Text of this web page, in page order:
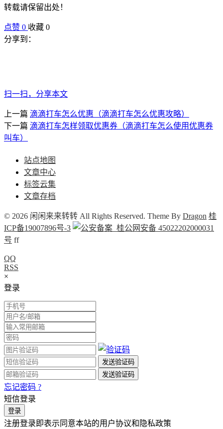
转载请保留出处！
点赞 0 收藏 0
分享到：
扫一扫，分享本文
上一篇 滴滴打车怎么优惠（滴滴打车怎么优惠攻略）
下一篇 滴滴打车怎样领取优惠券（滴滴打车怎么使用优惠券
叫车）
站点地图
文章中心
标签云集
文章存档
© 2026 闲闲来来转转 All Rights Reserved. Theme By Dragon 桂
ICP备19007896号-3
桂公网安备 45022202000031
号 ff
QQ
RSS
×
登录
忘记密码 ?
短信登录
注册登录即表示同意本站的用户协议和隐私政策